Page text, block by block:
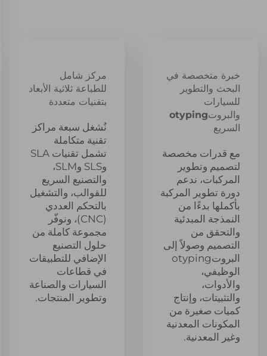
خبرة متخصصة في
البحث والتطوير
للسيارات
والبروتotyping
السريع
مع قدرات مخصصة
لتصميم وتطوير
المركبات، ندعم
دورة تطوير المركبة
بأكملها بدءًا من
النمذجة المبدئية
والتحقق من
التصميم وصولاً إلى
البروتotyping
الوظيفي،
والأدوات،
والتثبيتات، وإنتاج
كميات صغيرة من
المكونات المعدنية
وغير المعدنية.
مركز شامل
للطباعة ثلاثية الأبعاد
بتقنيات متعددة
نُشغل سبعة مراكز
تقنية متكاملة
تشمل تقنيات SLA
وSLS وSLM،
والتصنيع السريع
للقوالب، والتشغيل
بالتحكم العددي
(CNC)، ونوفّر
مجموعة كاملة من
حلول التصنيع
الإضافي للتطبيقات
في قطاعات
السيارات والصناعة
وتطوير المنتجات.